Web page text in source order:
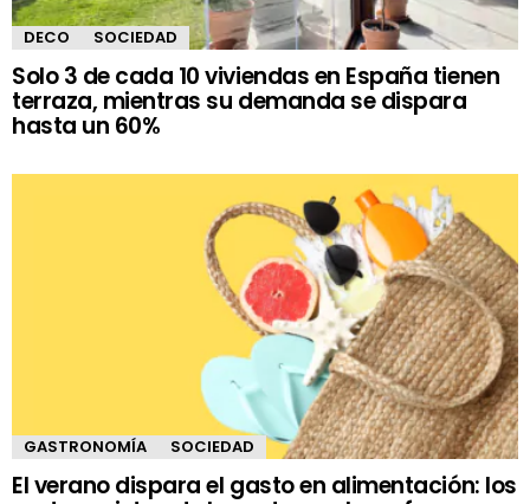
DECO SOCIEDAD
Solo 3 de cada 10 viviendas en España tienen
terraza, mientras su demanda se dispara
hasta un 60%
GASTRONOMÍA SOCIEDAD
El verano dispara el gasto en alimentación: los